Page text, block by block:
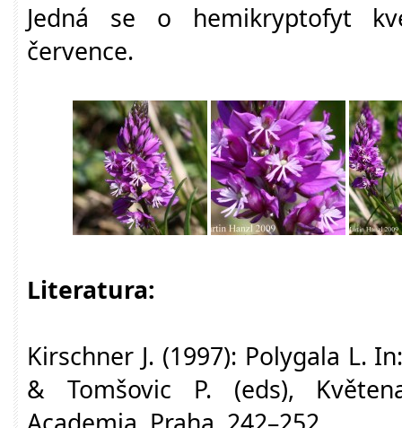
Jedná se o hemikryptofyt
července.
Literatura:
Kirschner J. (1997): Polygala L.
& Tomšovic P. (eds),